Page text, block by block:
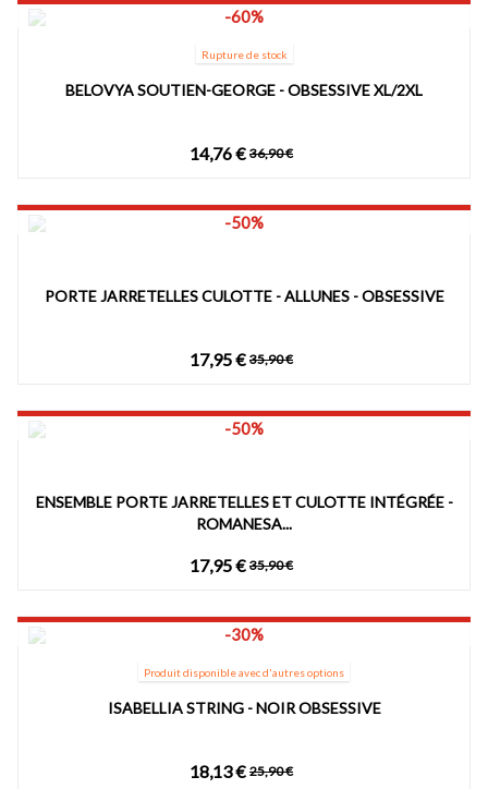
-60%
Rupture de stock
BELOVYA SOUTIEN-GEORGE - OBSESSIVE XL/2XL
14,76 € 36,90 €
-50%
PORTE JARRETELLES CULOTTE - ALLUNES - OBSESSIVE
17,95 € 35,90 €
-50%
ENSEMBLE PORTE JARRETELLES ET CULOTTE INTÉGRÉE -
ROMANESA...
17,95 € 35,90 €
-30%
Produit disponible avec d'autres options
ISABELLIA STRING - NOIR OBSESSIVE
18,13 € 25,90 €